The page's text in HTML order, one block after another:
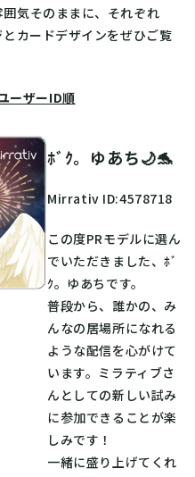
気そのままに、それぞれ
カードデザインをぜひご覧
ザーID順
ﾎﾞｸ。ゆあち🌙🐬
Mirrativ ID:4578718
この度PRモデルに選ん
でいただきました、ﾎﾞ
ｸ。ゆあちです。
普段から、誰かの、み
んなの居場所になれる
ような配信を心がけて
います。ミラティブさ
んとしての新しい試み
に参加できることが楽
しみです！
一緒に盛り上げてくれ